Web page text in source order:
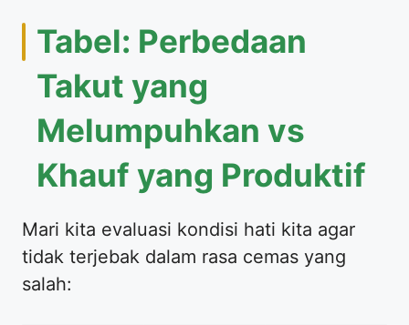
Tabel: Perbedaan
Takut yang
Melumpuhkan vs
Khauf yang Produktif
Mari kita evaluasi kondisi hati kita agar
tidak terjebak dalam rasa cemas yang
salah: